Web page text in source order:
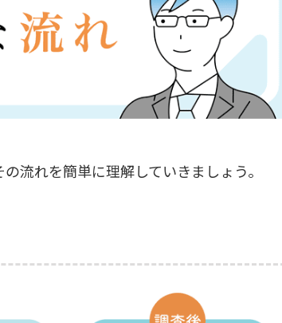
流れを簡単に理解していきましょう。